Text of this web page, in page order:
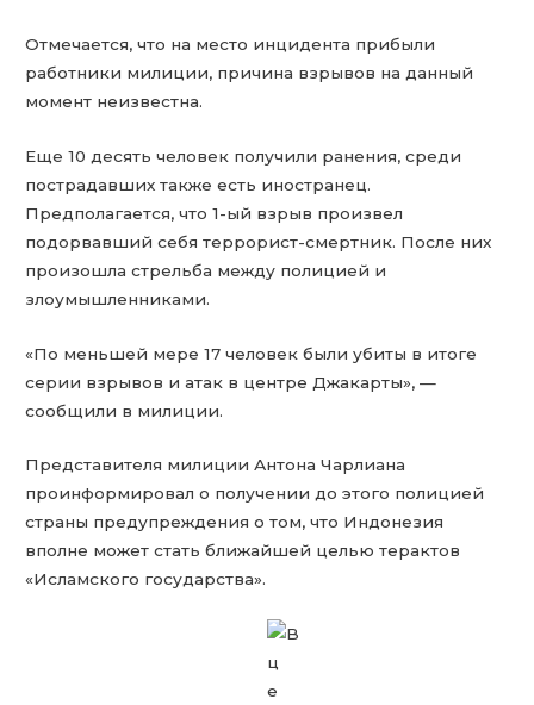
Отмечается, что на место инцидента прибыли
работники милиции, причина взрывов на данный
момент неизвестна.
Еще 10 десять человек получили ранения, среди
пострадавших также есть иностранец.
Предполагается, что 1-ый взрыв произвел
подорвавший себя террорист-смертник. После них
произошла стрельба между полицией и
злоумышленниками.
«По меньшей мере 17 человек были убиты в итоге
серии взрывов и атак в центре Джакарты», —
сообщили в милиции.
Представителя милиции Антона Чарлиана
проинформировал о получении до этого полицией
страны предупреждения о том, что Индонезия
вполне может стать ближайшей целью терактов
«Исламского государства».